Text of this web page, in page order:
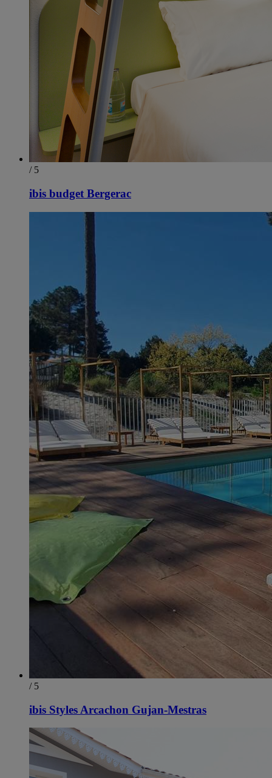
/ 5
ibis budget Bergerac
/ 5
ibis Styles Arcachon Gujan-Mestras